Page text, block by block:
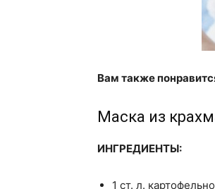
Вам также
Маска из
ИНГРЕДИЕНТЫ:
1 ст. л.